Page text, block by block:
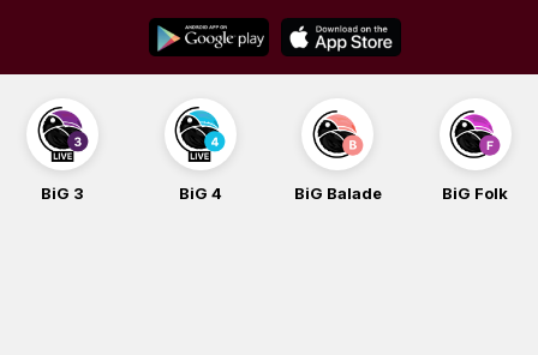
content
BiG 3 BiG 4 BiG Balade BiG Folk